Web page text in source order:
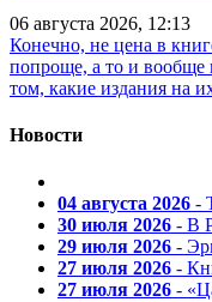
06 августа 2026, 12:13
Конечно, не цена в
попроще, а то и вообще
том, какие издания на
Новости
04 августа 2026 -
30 июля 2026 - В
29 июля 2026 -
27 июля 2026 -
27 июля 2026 -